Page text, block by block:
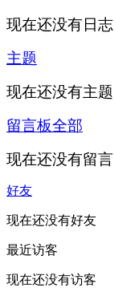
现在还没有日志
主题
现在还没有主题
留言板全部
现在还没有留言
好友
现在还没有好友
最近访客
现在还没有访客